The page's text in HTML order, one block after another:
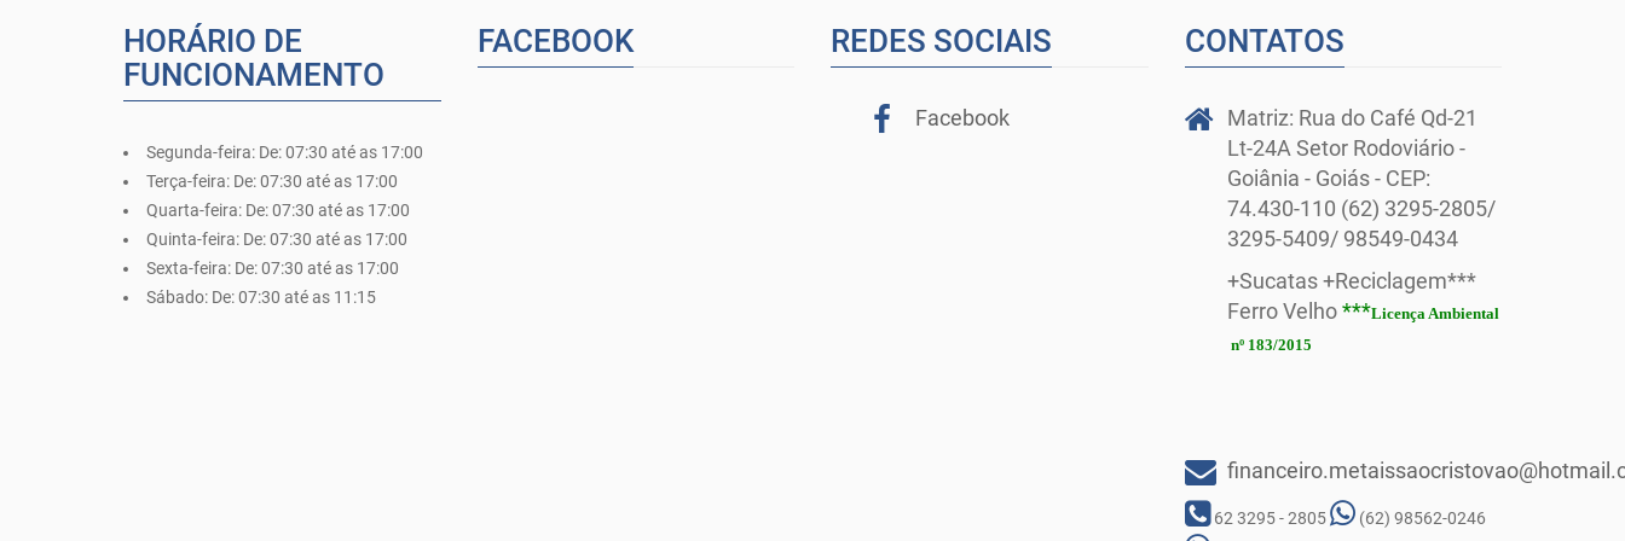
HORÁRIO DE
FUNCIONAMENTO
Segunda-feira: De: 07:30 até as 17:00
Terça-feira: De: 07:30 até as 17:00
Quarta-feira: De: 07:30 até as 17:00
Quinta-feira: De: 07:30 até as 17:00
Sexta-feira: De: 07:30 até as 17:00
Sábado: De: 07:30 até as 11:15
FACEBOOK REDES SOCIAIS
Facebook
CONTATOS
Matriz: Rua do Café Qd-21
Lt-24A Setor Rodoviário -
Goiânia - Goiás - CEP:
74.430-110 (62) 3295-2805/
3295-5409/ 98549-0434
+Sucatas +Reciclagem***
Ferro Velho ***Licença Ambiental
nº 183/2015
62 3295 - 2805 (62) 98562-0246